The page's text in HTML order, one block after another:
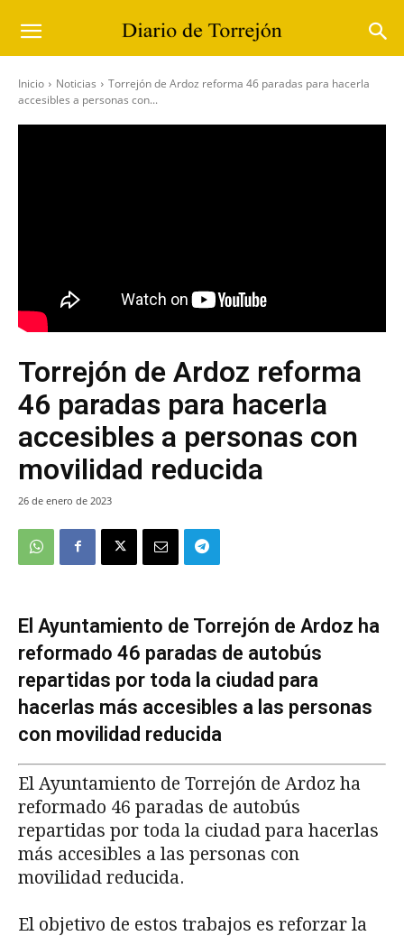
Inicio Noticias
Torrejón de Ardoz reforma 46 paradas para hacerla
accesibles a personas con...
Torrejón de Ardoz reforma
46 paradas para hacerla
accesibles a personas con
movilidad reducida
26 de enero de 2023
El Ayuntamiento de Torrejón de Ardoz ha
reformado 46 paradas de autobús
repartidas por toda la ciudad para
hacerlas más accesibles a las personas
con movilidad reducida
El Ayuntamiento de Torrejón de Ardoz ha
reformado 46 paradas de autobús
repartidas por toda la ciudad para hacerlas
más accesibles a las personas con
movilidad reducida.
El objetivo de estos trabajos es reforzar la